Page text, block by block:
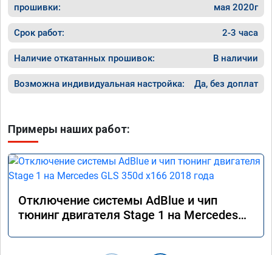
прошивки:
мая 2020г
Срок работ: 2-3 часа
Наличие откатанных прошивок: В наличии
Возможна индивидуальная настройка: Да, без доплат
Примеры наших работ:
Отключение системы AdBlue и чип
тюнинг двигателя Stage 1 на Mercedes